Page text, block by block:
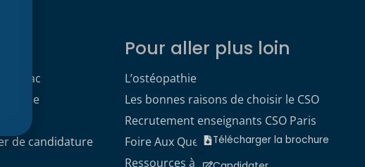
Télécharger la brochure
Bac
de candidature
Pour aller plus loin
L’ostéopathie
Les bonnes raisons de choisir le CSO
Recrutement enseignants CSO Paris
Foire Aux Questions
Ressources à télécharger